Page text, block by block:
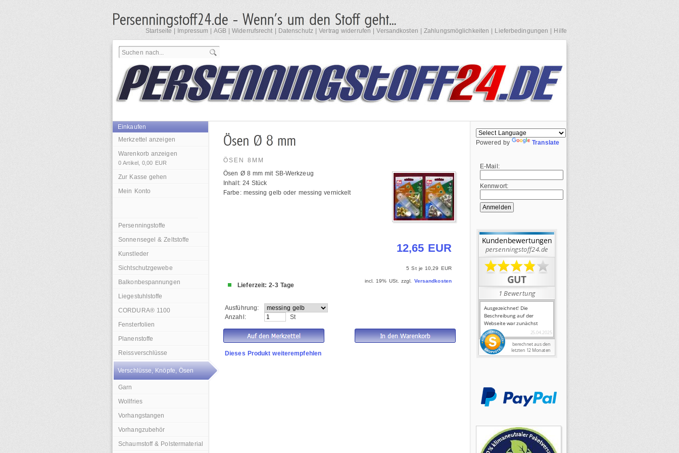
Startseite| Impressum AGB|Widerrufsrecht| Datenschutz|Vertrag widerrufen |Versandkosten |Zahlungsmöglichkeiten Lieferbedingungen Hilfe
Einkaufen
Merkzettel anzeigen
Warenkorb anzeigen
0 Artikel,0,00 EUR
Zur Kasse gehen
Mein Konto
Persenningstoffe
Sonnensegel & Zeltstoffe
Kunstleder
Sichtschutzgewebe
Balkonbespannungen
Liegestuhlstoffe
CORDURA® 1100
Fensterfolien
Planenstoffe
Reissverschlüsse
Verschlüsse, Knöpfe, Ösen
Garn
Wollfries
Vorhangstangen
Vorhangzubehör
Schaumstoff & Polstermaterial
ÖSEN 8MM
Ösen Ø 8 mm mit SB-Werkzeug
Inhalt: 24 Stück
Farbe: messing gelb oder messing vernickelt
12,65 EUR
5 St je 10,29 EUR
incl. 19% USt. zzgl. Versandkosten
Lieferzeit: 2-3 Tage
Ausführung:
Anzahl:
St
Dieses Produkt weiterempfehlen
Powered by Translate
E-Mail:
Kennwort: